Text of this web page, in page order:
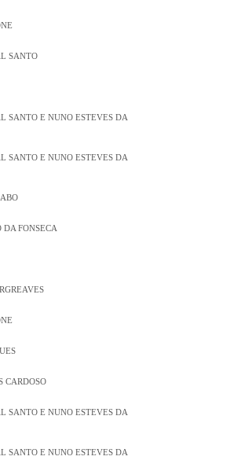
SANTO
SANTO E NUNO ESTEVES DA
SANTO E NUNO ESTEVES DA
DA FONSECA
CARDOSO
SANTO E NUNO ESTEVES DA
SANTO E NUNO ESTEVES DA